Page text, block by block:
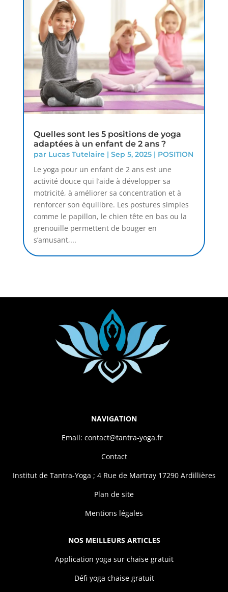
Quelles sont les 5 positions de yoga
adaptées à un enfant de 2 ans ?
par Lucas Tutelaire | Sep 5, 2025| POSITION
Le yoga pour un enfant de 2 ans est une
activité douce qui l’aide à développer sa
motricité, à améliorer sa concentration et à
renforcer son équilibre. Les postures simples
comme le papillon, le chien tête en bas ou la
grenouille permettent de bouger en
s’amusant,...
NAVIGATION
Email: contact@tantra-yoga.fr
Contact
Institut de Tantra-Yoga ; 4 Rue de Martray 17290 Ardillières
Plan de site
Mentions légales
NOS MEILLEURS ARTICLES
Application yoga sur chaise gratuit
Défi yoga chaise gratuit